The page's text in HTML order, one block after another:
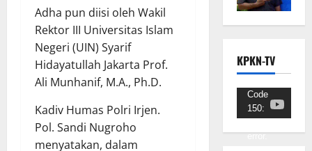
Adha pun diisi oleh Wakil
Rektor III Universitas Islam
Negeri (UIN) Syarif
Hidayatullah Jakarta Prof.
Ali Munhanif, M.A., Ph.D.
Kadiv Humas Polri Irjen.
Pol. Sandi Nugroho
menyatakan, dalam
KPKN-TV
Pemutar
Video
Code
150:
error.